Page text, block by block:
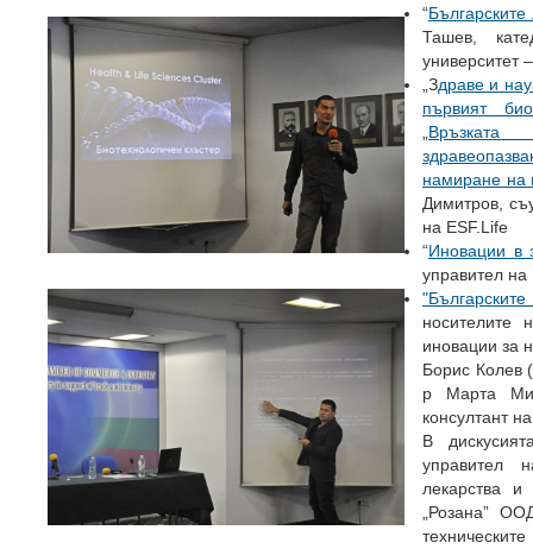
“
Ташев,
университет
„Здраве и
първият
намиране на
Димитров,
на ESF.Life
“Иновации в
управител на
носителите
иновации за
Борис Колев
р Марта
консултант
В
управител
лекарства и
„Розана”